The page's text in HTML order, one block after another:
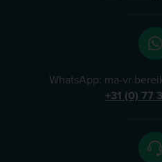
WhatsApp: ma-vr
+31 (0) 77